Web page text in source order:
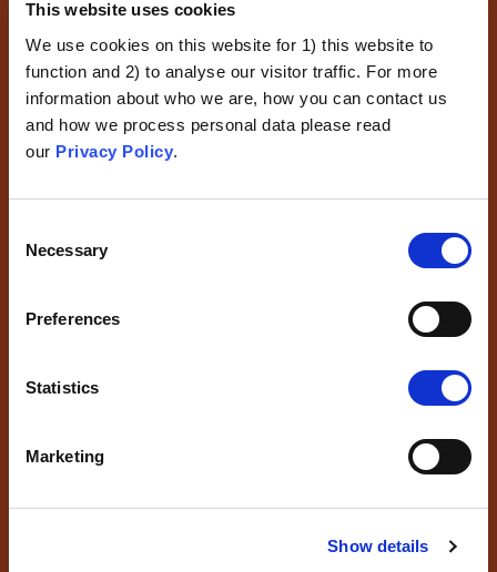
This website uses cookies
We use cookies on this website for 1) this website to
function and 2) to analyse our visitor traffic. For more
information about who we are, how you can contact us
and how we process personal data please read
our Privacy Policy.
Selection
Necessary
Preferences
Statistics
Marketing
Show details
Virheellinen logiikka
Käänteinen Todistustaakka
Syy-Yhteyttä Koskevissa
Sairaus häviää itsestään